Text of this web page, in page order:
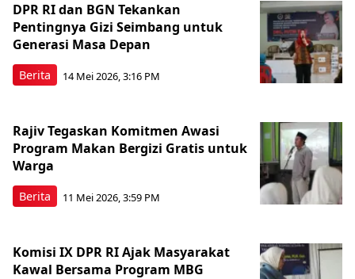
Berita
DPR RI dan BGN Tekankan
Pentingnya Gizi Seimbang untuk
Generasi Masa Depan
14 Mei 2026, 3:16 PM
Berita
Rajiv Tegaskan Komitmen Awasi
Program Makan Bergizi Gratis untuk
Warga
11 Mei 2026, 3:59 PM
Komisi IX DPR RI Ajak Masyarakat
Kawal Bersama Program MBG